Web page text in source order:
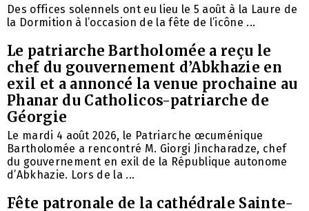
Des offices solennels ont eu lieu le 5 août à la Laure de
la Dormition à l’occasion de la fête de l’icône ...
Le patriarche Bartholomée a reçu le
chef du gouvernement d’Abkhazie en
exil et a annoncé la venue prochaine au
Phanar du Catholicos-patriarche de
Géorgie
Le mardi 4 août 2026, le Patriarche œcuménique
Bartholomée a rencontré M. Giorgi Jincharadze, chef
du gouvernement en exil de la République autonome
d’Abkhazie. Lors de la ...
Fête patronale de la cathédrale Sainte-